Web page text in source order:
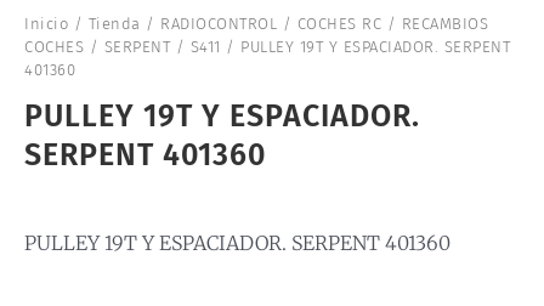
Inicio / Tienda / RADIOCONTROL / COCHES RC / RECAMBIOS
COCHES / SERPENT/ S411 / PULLEY 19T Y ESPACIADOR. SERPENT
401360
PULLEY 19T Y ESPACIADOR.
SERPENT 401360
PULLEY 19T Y ESPACIADOR. SERPENT 401360